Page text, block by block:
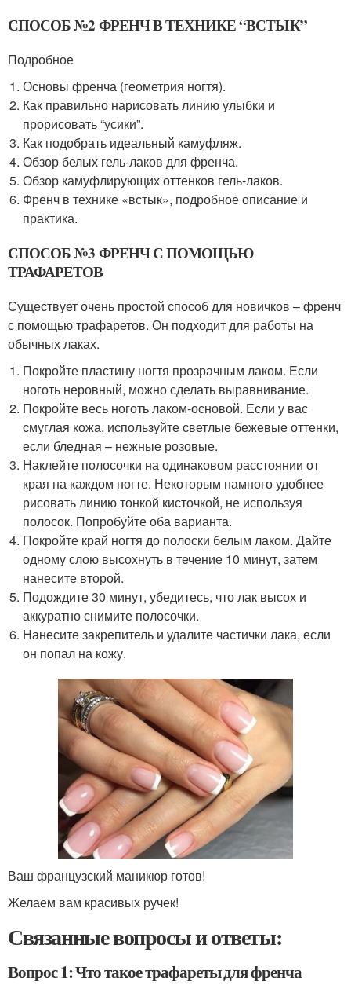
СПОСОБ №2 ФРЕНЧ В ТЕХНИКЕ “ВСТЫК”
Подробное
Основы френча (геометрия ногтя).
Как правильно нарисовать линию улыбки и
прорисовать “усики”.
Как подобрать идеальный камуфляж.
Обзор белых гель-лаков для френча.
Обзор камуфлирующих оттенков гель-лаков.
Френч в технике «встык», подробное описание и
практика.
СПОСОБ №3 ФРЕНЧ С ПОМОЩЬЮ
ТРАФАРЕТОВ
Существует очень простой способ для новичков – френч
с помощью трафаретов. Он подходит для работы на
обычных лаках.
Покройте пластину ногтя прозрачным лаком. Если
ноготь неровный, можно сделать выравнивание.
Покройте весь ноготь лаком-основой. Если у вас
смуглая кожа, используйте светлые бежевые оттенки,
если бледная – нежные розовые.
Наклейте полосочки на одинаковом расстоянии от
края на каждом ногте. Некоторым намного удобнее
рисовать линию тонкой кисточкой, не используя
полосок. Попробуйте оба варианта.
Покройте край ногтя до полоски белым лаком. Дайте
одному слою высохнуть в течение 10 минут, затем
нанесите второй.
Подождите 30 минут, убедитесь, что лак высох и
аккуратно снимите полосочки.
Нанесите закрепитель и удалите частички лака, если
он попал на кожу.
Ваш французский маникюр готов!
Желаем вам красивых ручек!
Связанные вопросы и ответы:
Вопрос 1: Что такое трафареты для френча